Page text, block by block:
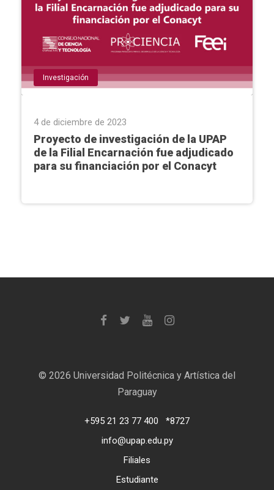
Investigación
4 de diciembre de 2023
Proyecto de investigación de la UPAP
de la Filial Encarnación fue adjudicado
para su financiación por el Conacyt
© 2026 Universidad Politécnica y Artística del
Paraguay
+595 21 23 77 400
*8727
info@upap.edu.py
Filiales
Estudiante